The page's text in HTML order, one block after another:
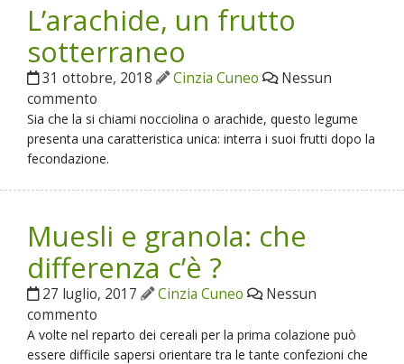
L’arachide, un frutto
sotterraneo
31 ottobre, 2018 Cinzia Cuneo
Nessun
commento
Sia che la si chiami nocciolina o arachide, questo legume
presenta una caratteristica unica: interra i suoi frutti dopo la
fecondazione.
Muesli e granola: che
differenza c’è ?
27 luglio, 2017 Cinzia Cuneo
Nessun
commento
A volte nel reparto dei cereali per la prima colazione può
essere difficile sapersi orientare tra le tante confezioni che